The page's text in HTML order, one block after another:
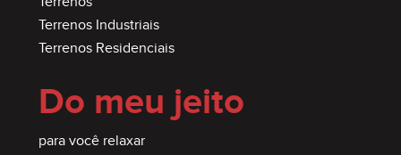
* Os imóveis cadastrados no site podem sofrer
aviso prévio.
Terrenos Industriais
Terrenos Residenciais
Do meu jeito
para você relaxar